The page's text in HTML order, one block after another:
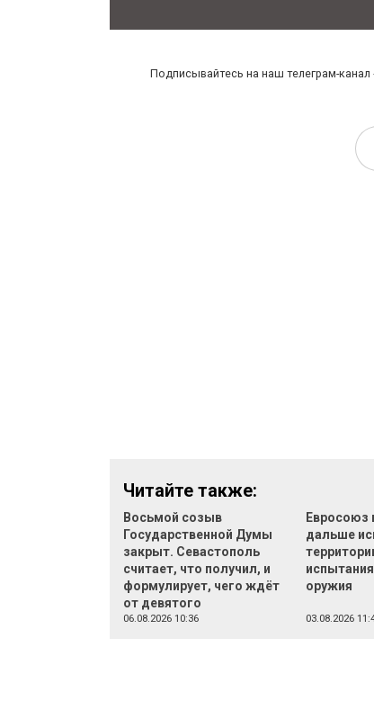
Подписывайтесь на наш телеграм-канал
Читайте также:
Восьмой созыв
Государственной Думы
закрыт. Севастополь
считает, что получил, и
формулирует, чего ждёт
от девятого
06.08.2026 10:36
Евросоюз
дальше
оружия
03.08.2026